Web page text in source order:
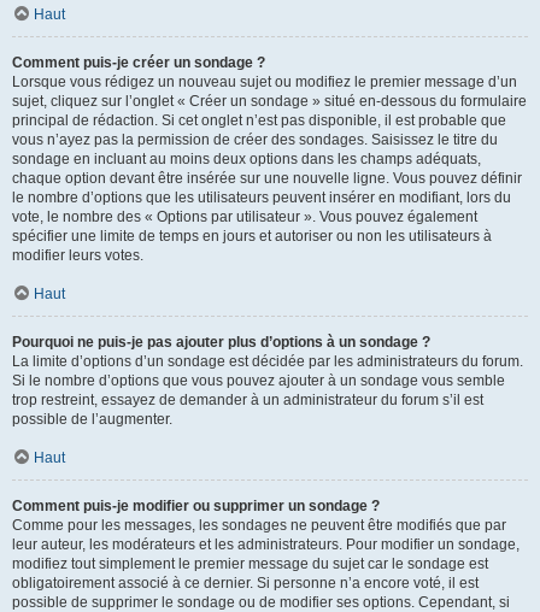
Haut
Comment puis-je créer un sondage ?
Lorsque vous rédigez un nouveau sujet ou modifiez le premier message d’un
sujet, cliquez sur l’onglet « Créer un sondage » situé en-dessous du formulaire
principal de rédaction. Si cet onglet n’est pas disponible, il est probable que
vous n’ayez pas la permission de créer des sondages. Saisissez le titre du
sondage en incluant au moins deux options dans les champs adéquats,
chaque option devant être insérée sur une nouvelle ligne. Vous pouvez définir
le nombre d’options que les utilisateurs peuvent insérer en modifiant, lors du
vote, le nombre des « Options par utilisateur ». Vous pouvez également
spécifier une limite de temps en jours et autoriser ou non les utilisateurs à
modifier leurs votes.
Haut
Pourquoi ne puis-je pas ajouter plus d’options à un sondage ?
La limite d’options d’un sondage est décidée par les administrateurs du forum.
Si le nombre d’options que vous pouvez ajouter à un sondage vous semble
trop restreint, essayez de demander à un administrateur du forum s’il est
possible de l’augmenter.
Haut
Comment puis-je modifier ou supprimer un sondage ?
Comme pour les messages, les sondages ne peuvent être modifiés que par
leur auteur, les modérateurs et les administrateurs. Pour modifier un sondage,
modifiez tout simplement le premier message du sujet car le sondage est
obligatoirement associé à ce dernier. Si personne n’a encore voté, il est
possible de supprimer le sondage ou de modifier ses options. Cependant, si